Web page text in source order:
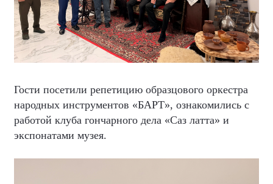
Гости посетили репетицию образцового оркестра
народных инструментов «БАРТ», ознакомились с
работой клуба гончарного дела «Саз латта» и
экспонатами музея.